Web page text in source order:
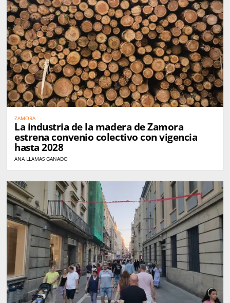
ZAMORA
La industria de la madera de Zamora
estrena convenio colectivo con vigencia
hasta 2028
ANA LLAMAS GANADO